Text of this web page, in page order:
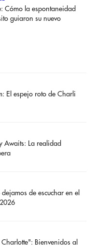
Cómo la espontaneidad
guiaron su nuevo
El espejo roto de Charli
Awaits: La realidad
de escuchar en el
Bienvenidos al